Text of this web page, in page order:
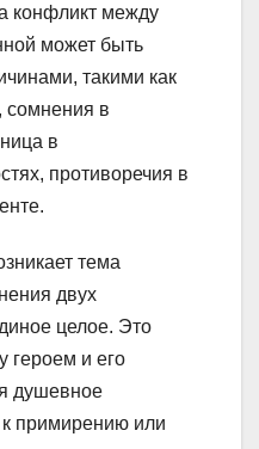
конфликт между
может быть
такими как
сомнения в
в
противоречия в
тема
двух
целое. Это
героем и его
душевное
к примирению или